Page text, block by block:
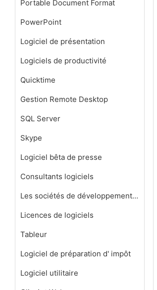
Portable Document Format
PowerPoint
Logiciel de présentation
Logiciels de productivité
Quicktime
Gestion Remote Desktop
SQL Server
Skype
Logiciel bêta de presse
Consultants logiciels
Les sociétés de développement de logiciels
Licences de logiciels
Tableur
Logiciel de préparation d' impôt
Logiciel utilitaire